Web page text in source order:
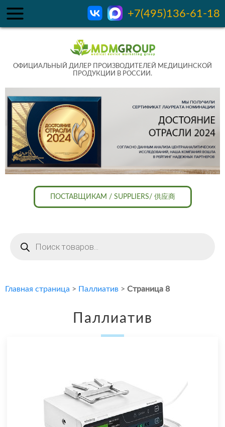
+7(495)136-61-18
ОФИЦИАЛЬНЫЙ ДИЛЕР ПРОИЗВОДИТЕЛЕЙ МЕДИЦИНСКОЙ
ПРОДУКЦИИ В РОССИИ.
ПОСТАВЩИКАМ / SUPPLIERS/ 供应商
товаров
Главная страница > Паллиатив > Страница 8
Паллиатив